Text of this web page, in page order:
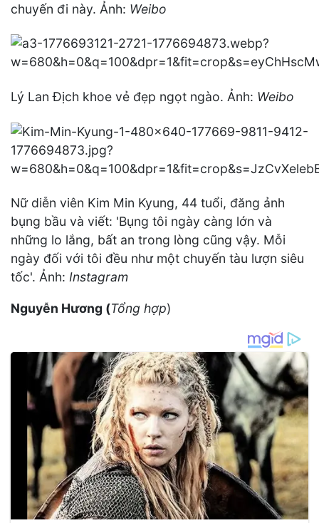
chuyến đi này. Ảnh: Weibo
Lý Lan Địch khoe vẻ đẹp ngọt ngào. Ảnh: Weibo
Nữ diễn viên Kim Min Kyung, 44 tuổi, đăng ảnh
bụng bầu và viết: 'Bụng tôi ngày càng lớn và
những lo lắng, bất an trong lòng cũng vậy. Mỗi
ngày đối với tôi đều như một chuyến tàu lượn siêu
tốc'. Ảnh: Instagram
Nguyễn Hương (Tổng hợp)